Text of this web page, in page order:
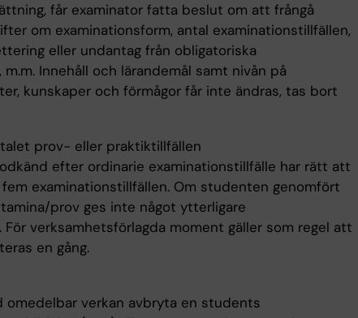
får examinator fatta beslut om att frångå
om examinationsform, antal examinationstillfällen,
eller undantag från obligatoriska
Innehåll och lärandemål samt nivån på
kunskaper och förmågor får inte ändras, tas bort
prov- eller praktiktillfällen
efter ordinarie examinationstillfälle har rätt att
examinationstillfällen. Om studenten genomfört
prov ges inte något ytterligare
För verksamhetsförlagda moment gäller som regel att
en gång.
omedelbar verkan avbryta en students